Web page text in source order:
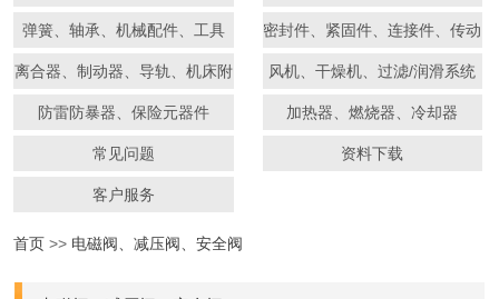
器
弹簧、轴承、机械配件、工具
密封件、紧固件、连接件、传动
件
离合器、制动器、导轨、机床附
风机、干燥机、过滤/润滑系统
防雷防暴器、保险元器件 加热器、燃烧器、冷却器
常见问题 资料下载
客户服务
首页 >> 电磁阀、减压阀、安全阀